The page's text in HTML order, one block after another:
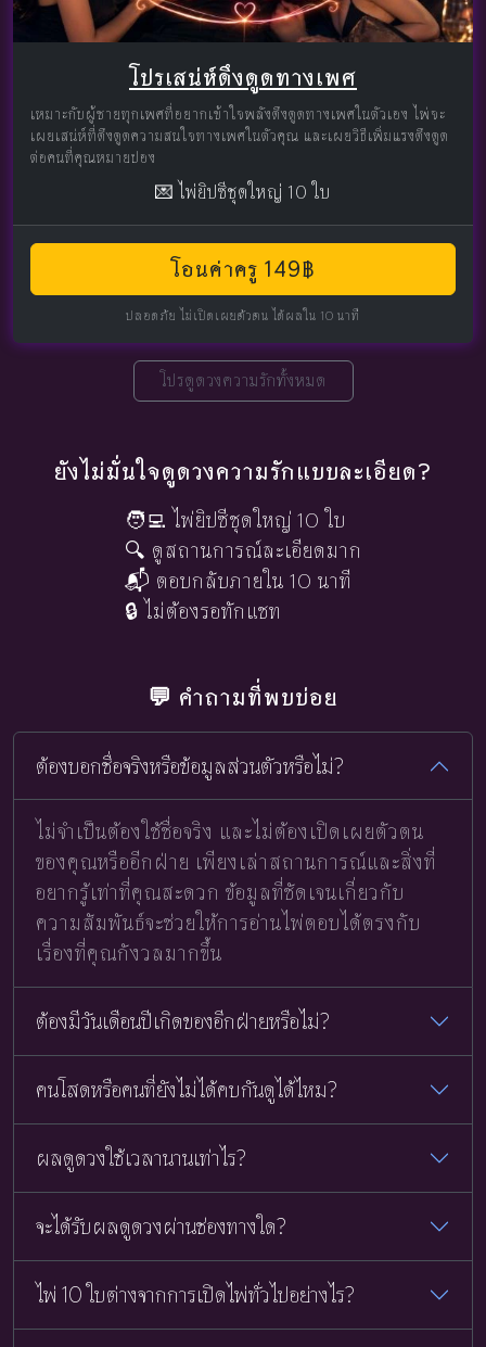
โปรเสน่ห์ดึงดูดทางเพศ
เหมาะกับผู้ชายทุกเพศที่อยากเข้าใจพลังดึงดูดทางเพศในตัวเอง ไพ่จะ
เผยเสน่ห์ที่ดึงดูดความสนใจทางเพศในตัวคุณ และเผยวิธีเพิ่มแรงดึงดูด
ต่อคนที่คุณหมายปอง
💌 ไพ่ยิปซีชุดใหญ่ 10 ใบ
โอนค่าครู 149฿
ปลอดภัย ไม่เปิดเผยตัวตน ได้ผลใน 10 นาที
โปรดูดวงความรักทั้งหมด
ยังไม่มั่นใจดูดวงความรักแบบละเอียด?
🧑‍💻 ไพ่ยิปซีชุดใหญ่ 10 ใบ
🔍 ดูสถานการณ์ละเอียดมาก
📬 ตอบกลับภายใน 10 นาที
🔒 ไม่ต้องรอทักแชท
💬 คำถามที่พบบ่อย
ต้องบอกชื่อจริงหรือข้อมูลส่วนตัวหรือไม่?
ไม่จำเป็นต้องใช้ชื่อจริง และไม่ต้องเปิดเผยตัวตน
ของคุณหรืออีกฝ่าย เพียงเล่าสถานการณ์และสิ่งที่
อยากรู้เท่าที่คุณสะดวก ข้อมูลที่ชัดเจนเกี่ยวกับ
ความสัมพันธ์จะช่วยให้การอ่านไพ่ตอบได้ตรงกับ
เรื่องที่คุณกังวลมากขึ้น
ต้องมีวันเดือนปีเกิดของอีกฝ่ายหรือไม่?
คนโสดหรือคนที่ยังไม่ได้คบกันดูได้ไหม?
ผลดูดวงใช้เวลานานเท่าไร?
จะได้รับผลดูดวงผ่านช่องทางใด?
ไพ่ 10 ใบต่างจากการเปิดไพ่ทั่วไปอย่างไร?